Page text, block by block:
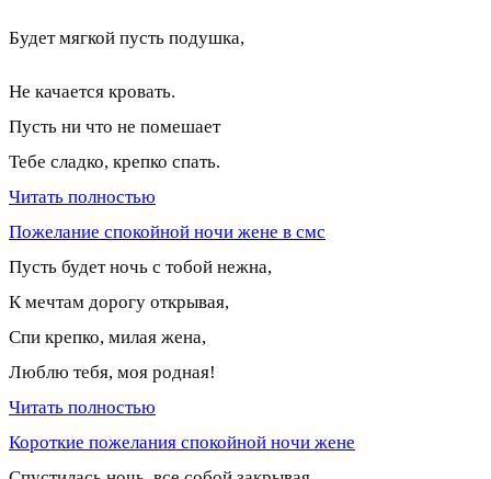
Будет мягкой пусть подушка,
Не качается кровать.
Пусть ни что не помешает
Тебе сладко, крепко спать.
Читать полностью
Пожелание спокойной ночи жене в смс
Пусть будет ночь с тобой нежна,
К мечтам дорогу открывая,
Спи крепко, милая жена,
Люблю тебя, моя родная!
Читать полностью
Короткие пожелания спокойной ночи жене